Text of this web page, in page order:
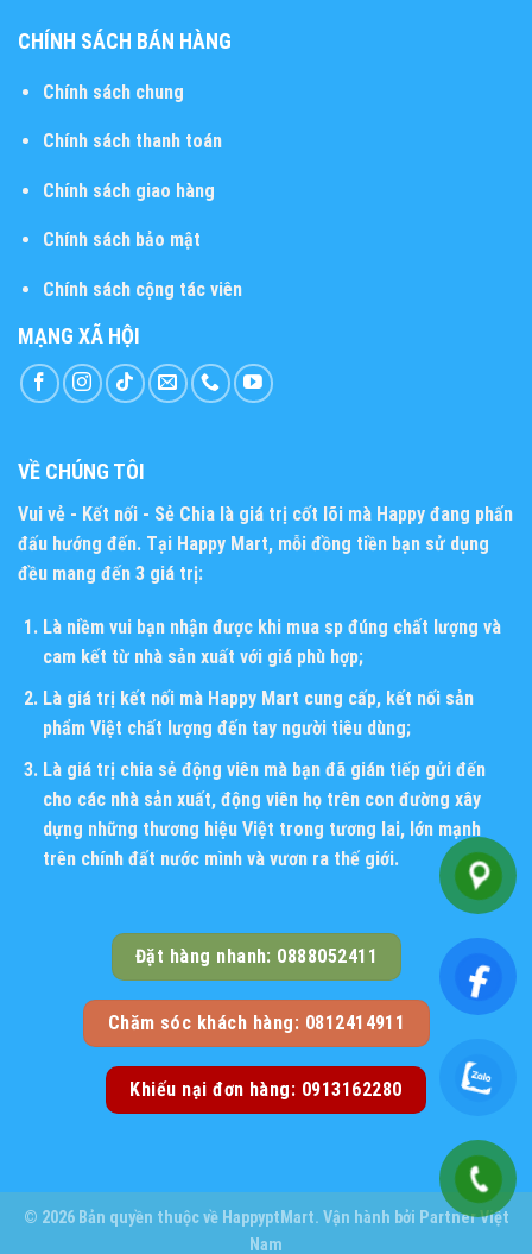
CHÍNH SÁCH BÁN HÀNG
Chính sách chung
Chính sách thanh toán
Chính sách giao hàng
Chính sách bảo mật
Chính sách cộng tác viên
MẠNG XÃ HỘI
VỀ CHÚNG TÔI
Vui vẻ - Kết nối - Sẻ Chia là giá trị cốt lõi mà Happy đang phấn
đấu hướng đến. Tại Happy Mart, mỗi đồng tiền bạn sử dụng
đều mang đến 3 giá trị:
Là niềm vui bạn nhận được khi mua sp đúng chất lượng và
cam kết từ nhà sản xuất với giá phù hợp;
Là giá trị kết nối mà Happy Mart cung cấp, kết nối sản
phẩm Việt chất lượng đến tay người tiêu dùng;
Là giá trị chia sẻ động viên mà bạn đã gián tiếp gửi đến
cho các nhà sản xuất, động viên họ trên con đường xây
dựng những thương hiệu Việt trong tương lai, lớn mạnh
trên chính đất nước mình và vươn ra thế giới.
Đặt hàng nhanh: 0888052411
Chăm sóc khách hàng: 0812414911
Khiếu nại đơn hàng: 0913162280
© 2026 Bản quyền thuộc về HappyptMart. Vận hành bởi Partner Việt
Nam